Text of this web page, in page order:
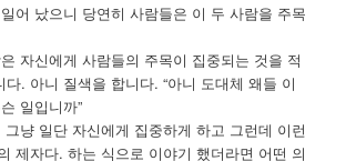
어 났으니 당연히 사람들은 이 두 사람을 주목
자신에게 사람들의 주목이 집중되는 것을 적
다. 아니 질색을 합니다. “아니 도대체 왜들 이
일입니까”
냥 일단 자신에게 집중하게 하고 그런데 이런
제자다. 하는 식으로 이야기 했더라면 어떤 의